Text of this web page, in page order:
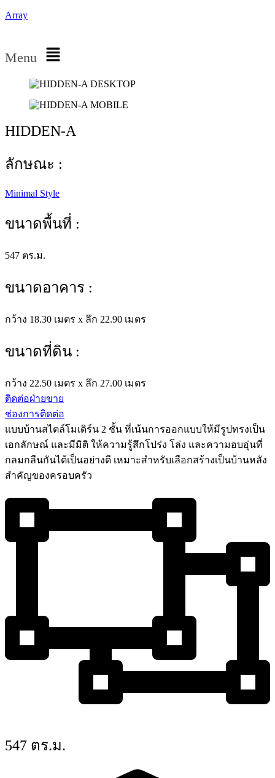
Array
Menu
HIDDEN-A
ลักษณะ :
Minimal Style
ขนาดพื้นที่ :
547 ตร.ม.
ขนาดอาคาร :
กว้าง 18.30 เมตร x ลึก 22.90 เมตร
ขนาดที่ดิน :
กว้าง 22.50 เมตร x ลึก 27.00 เมตร
ติดต่อฝ่ายขาย
ช่องการติดต่อ
แบบบ้านสไตล์โมเดิร์น 2 ชั้น ที่เน้นการออกแบบให้มีรูปทรงเป็น
เอกลักษณ์ และมีมิติ ให้ความรู้สึกโปร่ง โล่ง และความอบอุ่นที่
กลมกลืนกันได้เป็นอย่างดี เหมาะสำหรับเลือกสร้างเป็นบ้านหลัง
สำคัญของครอบครัว
547 ตร.ม.